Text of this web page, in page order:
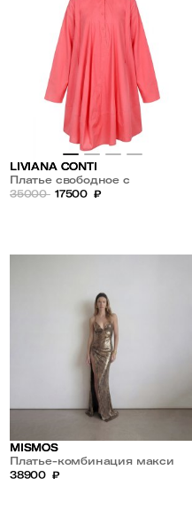
LIVIANA CONTI
Платье свободное с
длинными рукавами
35000 17500 ₽
MISMOS
Платье-комбинация макси
38900 ₽